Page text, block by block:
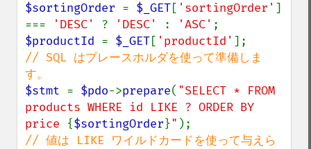
$sortingOrder = $_GET[ 'sortingOrder' ]
===
'DESC' ? 'DESC' : 'ASC'
$productId = $_GET[ 'productId'
// SQL はプレースホルダを使って準備しま
$stmt = $pdo->prepare( "SELECT * FROM
products WHERE id LIKE ? ORDER BY
price {$sortingOrder}"
// 値は LIKE ワイルドカードを使って与えら